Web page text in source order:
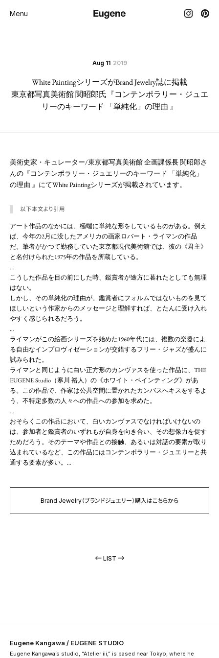
Menu
Aug 11 2019
White PaintingシリーズがBrand Jewelry誌に掲載
東京都写真美術館 関昭郎氏『コンテンポラリー・ジュエ
リーのキーワード 「単純化」の理由 』
美術史家・キュレーター/東京都写真美術館 企画課係長 関昭郎さ
んの『コンテンポラリー・ジュエリーのキーワード 「単純化」
の理由 』にてWhite Paintingシリーズが掲載されています。
以下本文より引用
アート作品のなかには、極端に単純な形をしているものがある。例え
ば、今年の2月に没したアメリカの画家ロバート・ライマンの作品
だ。筆者がかつて勤務していた東京都現代美術館では、彼の《君主》
と名付けられた1975年の作品を所蔵している。
…
こうした作品を目の前にした時、鑑賞者が途方に暮れたとしても無理
はない。
しかし、その単純化の理由が、鑑賞者にフォルムではないものを見て
ほしいという作家からのメッセージと理解すれば、とたんに受け入れ
やすく感じられるだろう。
…
ライマンがこの絵画シリーズを始めた1960年代には、複数の楽器によ
る自由なインプロヴィゼーションが交錯するフリー・ジャズが盛んに
試みられた。
ライマンと同じように白い正方形のカンヴァスを使った作品に、THE
EUGENE Studio（寒川 裕人）の《ホワイト・ペインティング》があ
る。この作品で、作家は公共空間に置かれたカンバスへキスをするよ
う、不特定多数の人々への作品への参加を求めた。
…
おそらくこの作品において、白いカンヴァスでなければいけないの
は、参加者と鑑賞者のいずれもが自身を向き合い、その想像力を促す
ためだろう。そのテーマや作品との接触、あるいは対話の要素が取り
込まれているなど、この作品にはコンテンポラリー・ジュエリーと共
通する要素が多い。…
Brand Jewelry（ブランドジュエリー）購入はこちらから
LIST
Eugene Kangawa / EUGENE STUDIO
Eugene Kangawa’s studio, “Atelier iii,” is based near Tokyo, where he